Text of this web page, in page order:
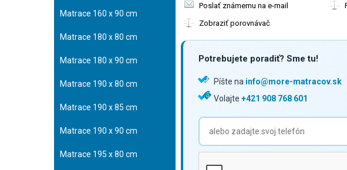
Matrace 160 x 90 cm
Matrace 180 x 80 cm
Matrace 180 x 90 cm
Matrace 190 x 80 cm
Matrace 190 x 85 cm
Matrace 190 x 90 cm
Matrace 195 x 80 cm
Poslať známemu na e-mail
Zobraziť porovnávač
Potrebujete poradiť? Sme tu!
Píšte na info@more-matracov.sk
Volajte +421 908 768 601